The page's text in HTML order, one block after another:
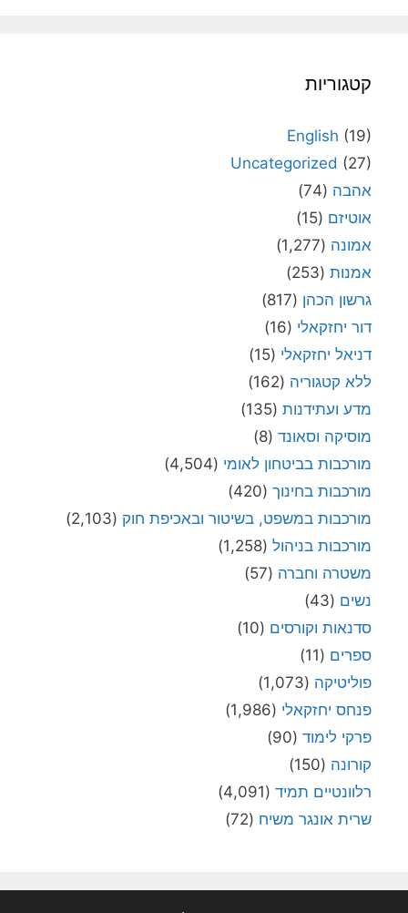
קטגוריות
English (19)
Uncategorized (27)
אהבה (74)
אוטיזם (15)
אמונה (1,277)
אמנות (253)
גרשון הכהן (817)
דור יחזקאלי (16)
דניאל יחזקאלי (15)
ללא קטגוריה (162)
מדע ועתידנות (135)
מוסיקה וסאונד (8)
מורכבות בביטחון לאומי (4,504)
מורכבות בחינוך (420)
מורכבות במשפט, בשיטור ובאכיפת חוק (2,103)
מורכבות בניהול (1,258)
משטרה וחברה (57)
נשים (43)
סדנאות וקורסים (10)
ספרים (11)
פוליטיקה (1,073)
פנחס יחזקאלי (1,986)
פרקי לימוד (90)
קורונה (150)
רלוונטיים תמיד (4,091)
שרית אונגר משיח (72)